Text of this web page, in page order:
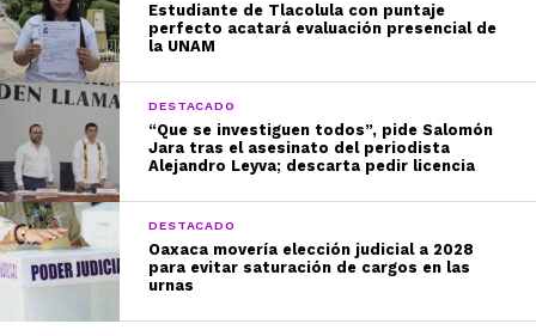
Estudiante de Tlacolula con puntaje
perfecto acatará evaluación presencial de
la UNAM
DESTACADO
“Que se investiguen todos”, pide Salomón
Jara tras el asesinato del periodista
Alejandro Leyva; descarta pedir licencia
DESTACADO
Oaxaca movería elección judicial a 2028
para evitar saturación de cargos en las
urnas